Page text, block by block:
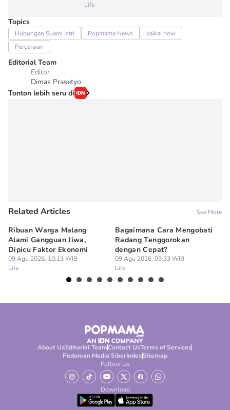
Life
Topics
Hubungan Suami Istri Popmama News
kaikai now
Perceraian
Editorial Team
Editor
Dimas Prasetyo
Tonton lebih seru di
Related Articles See More
Ribuan Warga Malang
Alami Gangguan Jiwa,
Dipicu Faktor Ekonomi
09 Agu 2026, 10:13 WIB
Life
Bagaimana Cara Mengobati
Radang Tenggorokan
dengan Cepat?
09 Agu 2026, 09:33 WIB
Life
About UsEditorial TeamContact UsTerms of Services
Pedoman Media SiberIndexSitemap
Follow Us
Download